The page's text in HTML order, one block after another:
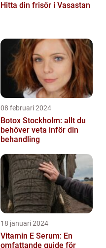
Hitta din frisör i Vasastan
08 februari 2024
Botox Stockholm: allt du
behöver veta inför din
behandling
18 januari 2024
Vitamin E Serum: En
omfattande guide för